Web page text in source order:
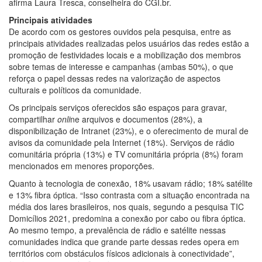
Principais atividades
De acordo com os gestores ouvidos pela pesquisa, entre as
principais atividades realizadas pelos usuários das redes estão a
promoção de festividades locais e a mobilização dos membros
sobre temas de interesse e campanhas (ambas 50%), o que
reforça o papel dessas redes na valorização de aspectos
culturais e políticos da comunidade.
Os principais serviços oferecidos são espaços para gravar,
compartilhar online arquivos e documentos (28%), a
disponibilização de Intranet (23%), e o oferecimento de mural de
avisos da comunidade pela Internet (18%). Serviços de rádio
comunitária própria (13%) e TV comunitária própria (8%) foram
mencionados em menores proporções.
Quanto à tecnologia de conexão, 18% usavam rádio; 18% satélite
e 13% fibra óptica. “Isso contrasta com a situação encontrada na
média dos lares brasileiros, nos quais, segundo a pesquisa TIC
Domicílios 2021, predomina a conexão por cabo ou fibra óptica.
Ao mesmo tempo, a prevalência de rádio e satélite nessas
comunidades indica que grande parte dessas redes opera em
territórios com obstáculos físicos adicionais à conectividade”,